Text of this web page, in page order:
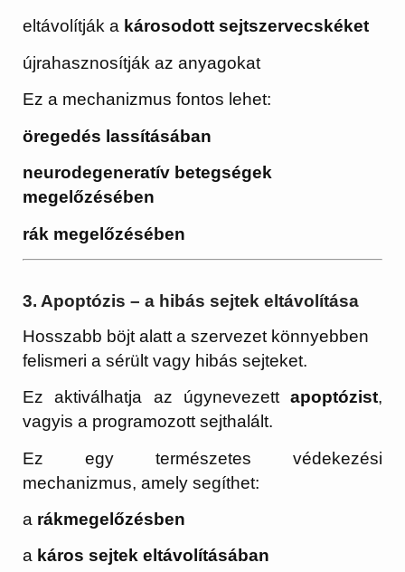
eltávolítják a károsodott sejtszervecskéket
újrahasznosítják az anyagokat
Ez a mechanizmus fontos lehet:
öregedés lassításában
neurodegeneratív betegségek
megelőzésében
rák megelőzésében
3. Apoptózis – a hibás sejtek eltávolítása
Hosszabb böjt alatt a szervezet könnyebben
felismeri a sérült vagy hibás sejteket.
Ez aktiválhatja az úgynevezett apoptózist,
vagyis a programozott sejthalált.
Ez egy természetes védekezési
mechanizmus, amely segíthet:
a rákmegelőzésben
a káros sejtek eltávolításában